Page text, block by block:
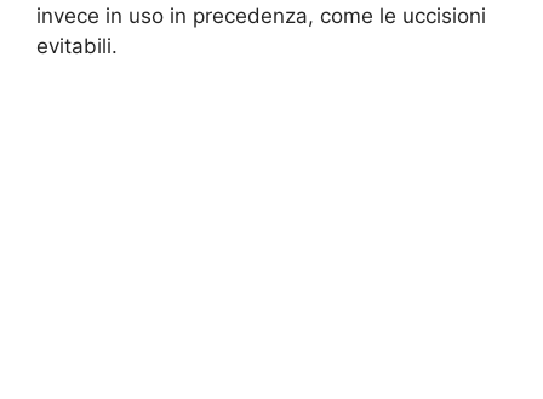
invece in uso in precedenza, come le uccisioni
evitabili.